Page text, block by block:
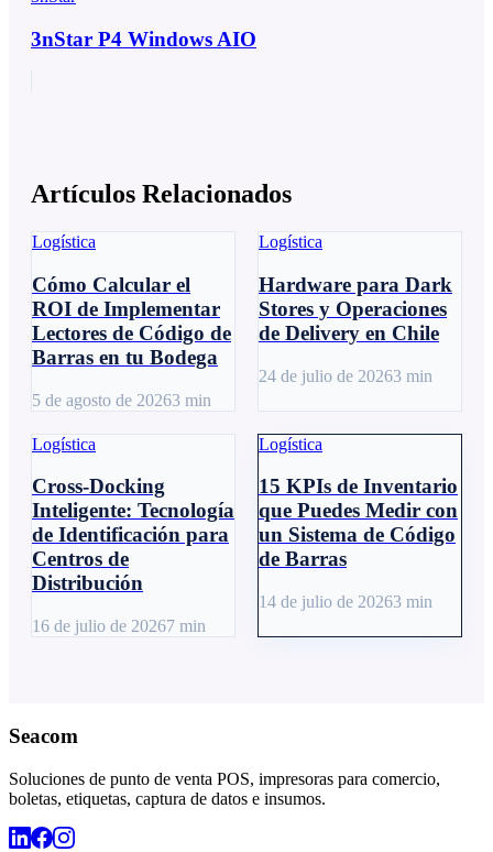
3nStar P4 Windows AIO
Artículos Relacionados
Logística
Cómo Calcular el
ROI de Implementar
Lectores de Código de
Barras en tu Bodega
5 de agosto de 20263 min
Logística
Hardware para Dark
Stores y Operaciones
de Delivery en Chile
24 de julio de 20263 min
Logística
Cross-Docking
Inteligente: Tecnología
de Identificación para
Centros de
Distribución
16 de julio de 20267 min
Logística
15 KPIs de Inventario
que Puedes Medir con
un Sistema de Código
de Barras
14 de julio de 20263 min
Seacom
Soluciones de punto de venta POS, impresoras para comercio,
boletas, etiquetas, captura de datos e insumos.